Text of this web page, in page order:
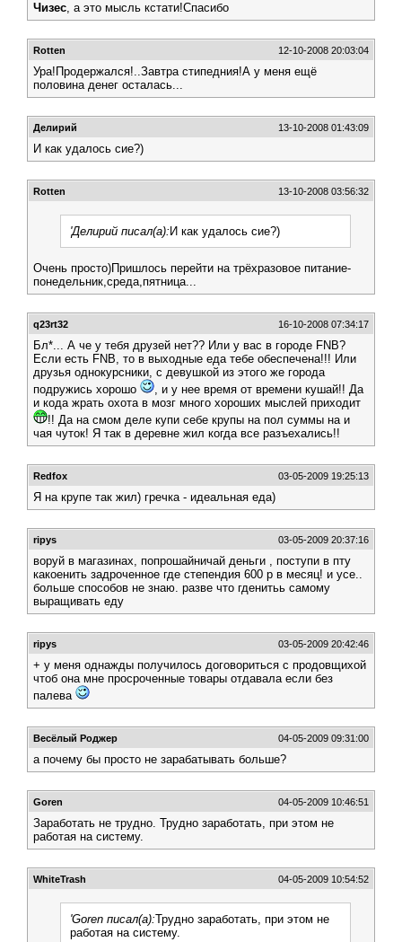
Чизес, а это мысль кстати!Спасибо
Rotten 12-10-2008 20:03:04
Ура!Продержался!..Завтра стипедния!А у меня ещё
половина денег осталась...
Делирий 13-10-2008 01:43:09
И как удалось сие?)
Rotten 13-10-2008 03:56:32
'Делирий писал(а): И как удалось сие?)
Очень просто)Пришлось перейти на трёхразовое питание-
понедельник,среда,пятница...
q23rt32 16-10-2008 07:34:17
Бл*... А че у тебя друзей нет?? Или у вас в городе FNB?
Если есть FNB, то в выходные еда тебе обеспечена!!! Или
друзья однокурсники, с девушкой из этого же города
подружись хорошо
, и у нее время от времени кушай!! Да
и кода жрать охота в мозг много хороших мыслей приходит
!! Да на смом деле купи себе крупы на пол суммы на и
чая чуток! Я так в деревне жил когда все разъехались!!
Redfox 03-05-2009 19:25:13
Я на крупе так жил) гречка - идеальная еда)
ripys 03-05-2009 20:37:16
воруй в магазинах, попрошайничай деньги , поступи в пту
какоенить задроченное где степендия 600 р в месяц! и усе..
больше способов не знаю. разве что гденитьь самому
выращивать еду
ripys 03-05-2009 20:42:46
+ у меня однажды получилось договориться с продовщихой
чтоб она мне просроченные товары отдавала если без
палева
Весёлый Роджер 04-05-2009 09:31:00
а почему бы просто не зарабатывать больше?
Goren 04-05-2009 10:46:51
Заработать не трудно. Трудно заработать, при этом не
работая на систему.
WhiteTrash 04-05-2009 10:54:52
'Goren писал(а):Трудно заработать, при этом не
работая на систему.